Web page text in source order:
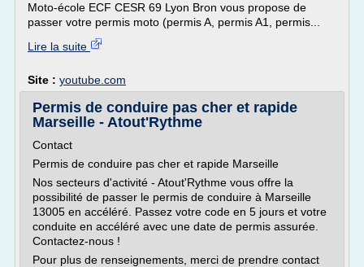
Moto-école ECF CESR 69 Lyon Bron vous propose de
passer votre permis moto (permis A, permis A1, permis...
Lire la suite
Site : youtube.com
Permis de conduire pas cher et rapide
Marseille - Atout'Rythme
Contact
Permis de conduire pas cher et rapide Marseille
Nos secteurs d'activité - Atout'Rythme vous offre la
possibilité de passer le permis de conduire à Marseille
13005 en accéléré. Passez votre code en 5 jours et votre
conduite en accéléré avec une date de permis assurée.
Contactez-nous !
Pour plus de renseignements, merci de prendre contact